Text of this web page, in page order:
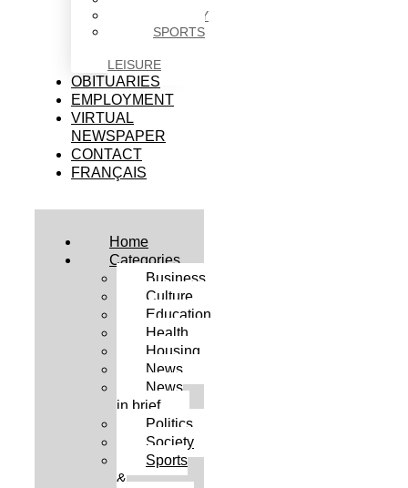
SOCIETY
SPORTS
LEISURE
OBITUARIES
EMPLOYMENT
VIRTUAL
NEWSPAPER
CONTACT
FRANÇAIS
Home
Categories
Business
Culture
Education
Health
Housing
News
News
in brief
Politics
Society
Sports
&